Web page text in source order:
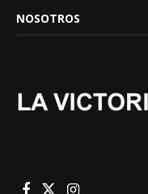
NOSOTROS